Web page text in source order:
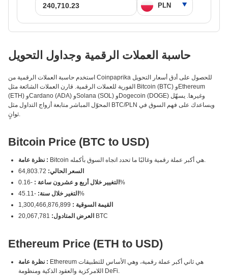
حاسبة العملات الرقمية وجداول التحويل
استخدم حاسبة العملات الرقمية من Coinpaprika للحصول على أدق أسعار التحويل
الفورية للعملات الرقمية. قارن العملات الشائعة مثل Bitcoin (BTC) وEthereum
(ETH) وCardano (ADA) وSolana (SOL) وDogecoin (DOGE) وغيرها. يسهّل
المحوّل المباشر متابعة أزواج التداول مثل BTC/PLN ويساعدك على فهم السوق في
ثوانٍ.
Bitcoin Price (BTC to USD)
نظرة عامة :
Bitcoin هي أكبر عملة رقمية وغالبًا ما تحدد اتجاه السوق بأكمله.
السعر الحالي:
التغيير خلال أربع و عشرون ساعة : -0.16%
التغير خلال سنة: -45.11%
القيمة السوقية :
العرض المتادول:
20,067,781 BTC
Ethereum Price (ETH to USD)
نظرة عامة : Ethereum هي ثاني أكبر عملة رقمية، وهي الأساس للتطبيقات
اللامركزية والعقود الذكية ومنظومة DeFi.